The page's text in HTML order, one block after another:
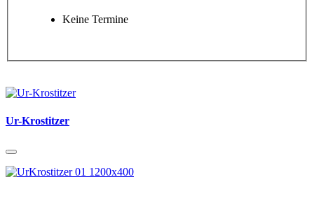
Keine Termine
Ur-Krostitzer